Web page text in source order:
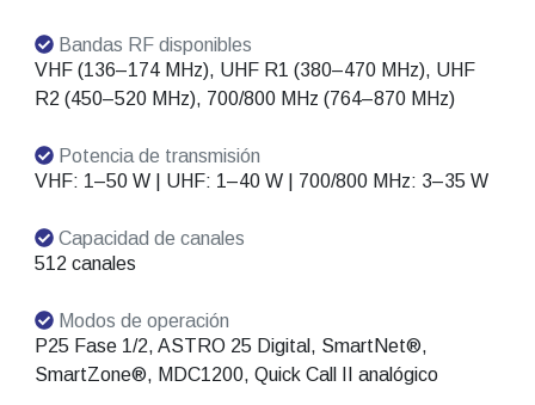
Bandas RF disponibles
VHF (136–174 MHz), UHF R1 (380–470 MHz), UHF
R2 (450–520 MHz), 700/800 MHz (764–870 MHz)
Potencia de transmisión
VHF: 1–50 W | UHF: 1–40 W | 700/800 MHz: 3–35 W
Capacidad de canales
512 canales
Modos de operación
P25 Fase 1/2, ASTRO 25 Digital, SmartNet®,
SmartZone®, MDC1200, Quick Call II analógico